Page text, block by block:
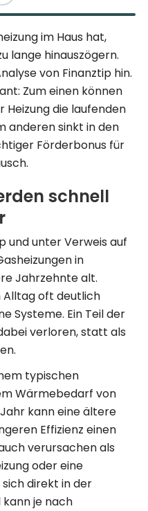
im Haus hat,
lange hinauszögern.
von Finanztip hin.
Zum einen können
die laufenden
anderen sinkt in den
Förderbonus für
schnell
und unter Verweis auf
in
Jahrzehnte alt.
Alltag oft deutlich
Systeme. Ein Teil der
verloren, statt als
typischen
Wärmebedarf von
kann eine ältere
Effizienz einen
verursachen als
oder eine
direkt in der
je nach